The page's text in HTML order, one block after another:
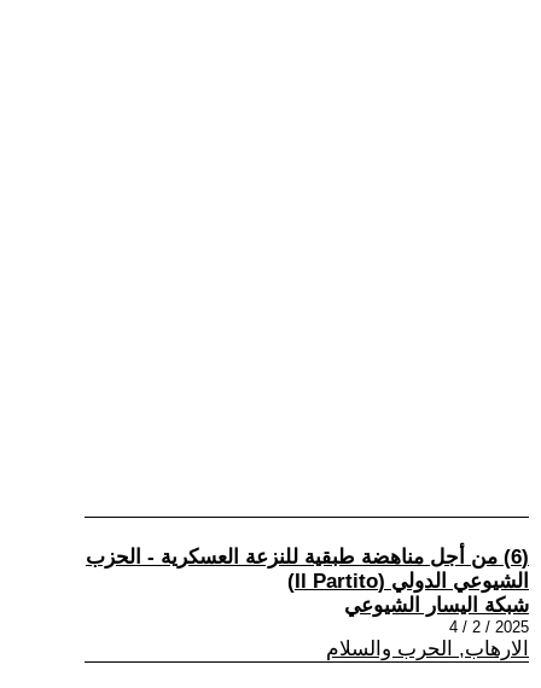
(6) من أجل مناهضة طبقية للنزعة العسكرية - الحزب
الشيوعي الدولي (Il Partito)
شبكة اليسار الشيوعي
2025 / 2 / 4
الارهاب, الحرب والسلام